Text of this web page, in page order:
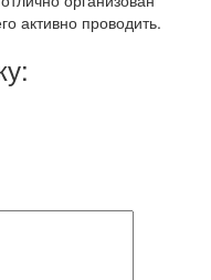
активно проводить.